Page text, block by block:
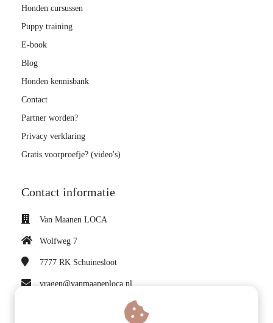
Honden cursussen
Puppy training
E-book
Blog
Honden kennisbank
Contact
Partner worden?
Privacy verklaring
Gratis voorproefje? (video's)
Contact informatie
Van Maanen LOCA
Wolfweg 7
7777 RK Schuinesloot
vragen@vanmaanenloca.nl